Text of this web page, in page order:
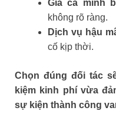
Giá cả minh
không rõ ràng.
Dịch vụ hậu
cố kịp thời.
Chọn đúng đối tác
kiệm kinh phí vừa
sự kiện thành công